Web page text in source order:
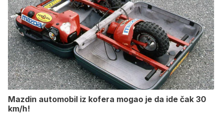
Mazdin automobil iz kofera mogao je da ide čak 30
km/h!